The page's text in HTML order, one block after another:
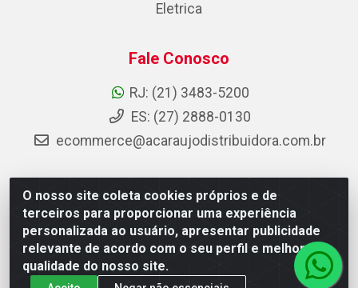
O nosso site coleta cookies próprios e de
terceiros para proporcionar uma experiência
personalizada ao usuário, apresentar publicidade
relevante de acordo com o seu perfil e melhorar a
qualidade do nosso site.
Eletrica
Fale Conosco
RJ: (21) 3483-5200
ES: (27) 2888-0130
ecommerce@acaraujodistribuidora.com.br
AC Araujo Distribuidora - Rua Carneiro de Campos, 42 -
São Cristóvão, Rio de Janeiro/RJ - CEP 20.920-410 -
CNPJ 08.744.753/0003-85